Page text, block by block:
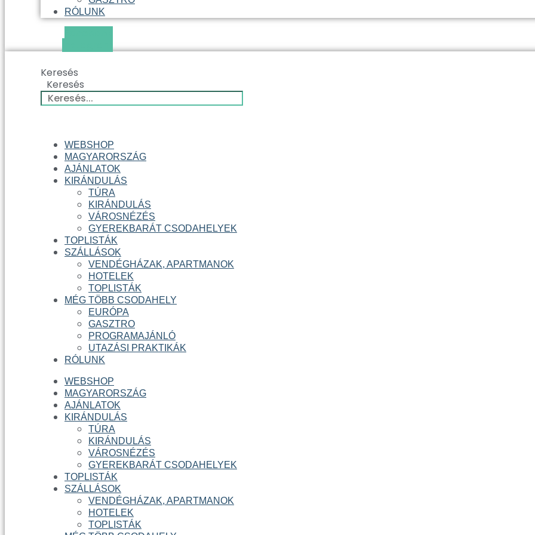
RÓLUNK
Instagram
Keresés
Keresés
WEBSHOP
MAGYARORSZÁG
AJÁNLATOK
KIRÁNDULÁS
TÚRA
KIRÁNDULÁS
VÁROSNÉZÉS
GYEREKBARÁT CSODAHELYEK
TOPLISTÁK
SZÁLLÁSOK
VENDÉGHÁZAK, APARTMANOK
HOTELEK
TOPLISTÁK
MÉG TÖBB CSODAHELY
EURÓPA
GASZTRO
PROGRAMAJÁNLÓ
UTAZÁSI PRAKTIKÁK
RÓLUNK
WEBSHOP
MAGYARORSZÁG
AJÁNLATOK
KIRÁNDULÁS
TÚRA
KIRÁNDULÁS
VÁROSNÉZÉS
GYEREKBARÁT CSODAHELYEK
TOPLISTÁK
SZÁLLÁSOK
VENDÉGHÁZAK, APARTMANOK
HOTELEK
TOPLISTÁK